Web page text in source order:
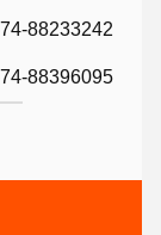
88233242
88396095